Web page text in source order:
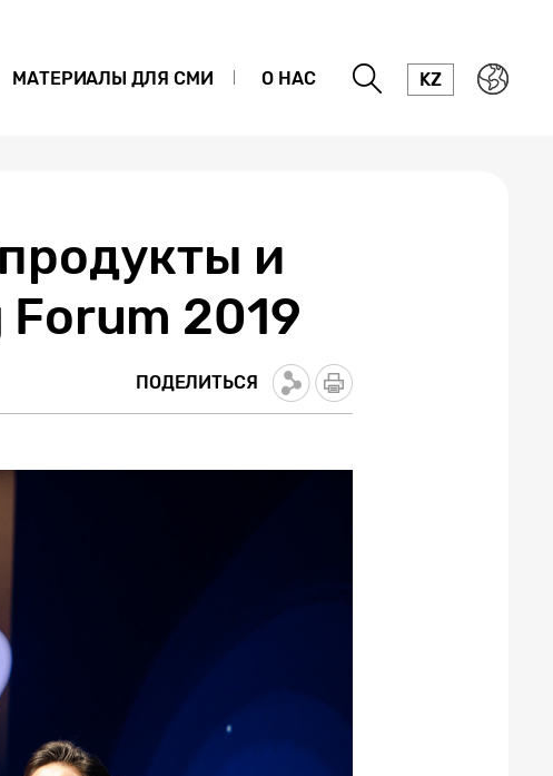
МАТЕРИАЛЫ ДЛЯ СМИ О НАС KZ
и
2019
ПОДЕЛИТЬСЯ